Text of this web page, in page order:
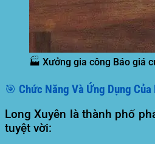
🏭 Xưởng gia công Báo giá
🎯 Chức Năng Và Ứng Dụng
Long Xuyên là thành phố
tuyệt vời: